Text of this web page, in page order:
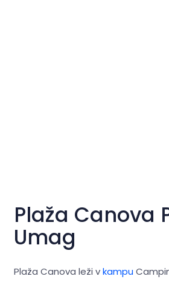
Plaža Canova
Umag
Plaža Canova leži vkampu